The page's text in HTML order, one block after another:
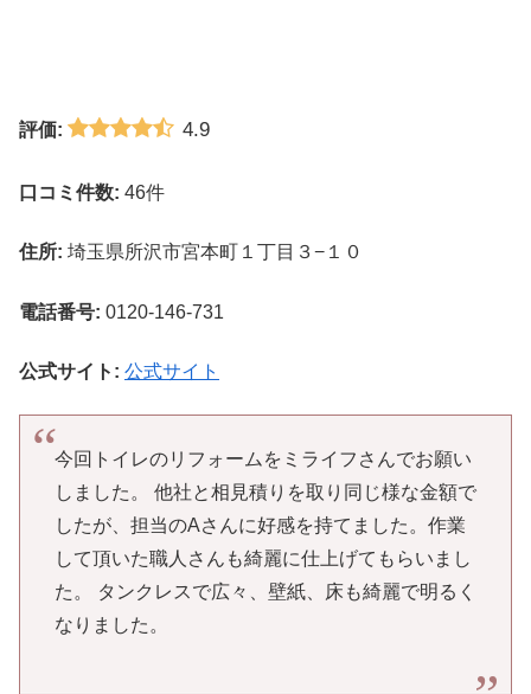
評価: 4.9
口コミ件数: 46件
住所: 埼玉県所沢市宮本町１丁目３−１０
電話番号: 0120-146-731
公式サイト: 公式サイト
今回トイレのリフォームをミライフさんでお願い
しました。 他社と相見積りを取り同じ様な金額で
したが、担当のAさんに好感を持てました。作業
して頂いた職人さんも綺麗に仕上げてもらいまし
た。 タンクレスで広々、壁紙、床も綺麗で明るく
なりました。